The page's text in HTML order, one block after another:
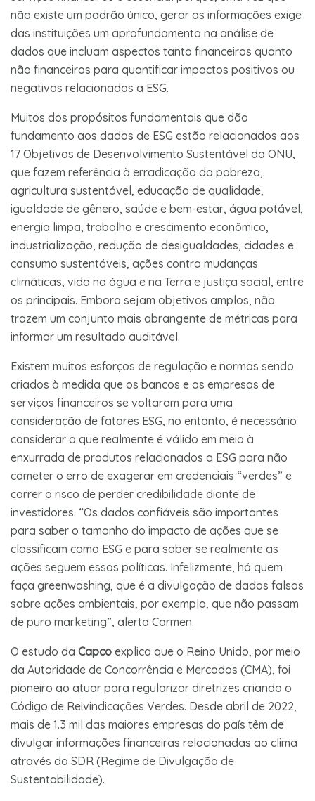
não existe um padrão único, gerar as informações exige
das instituições um aprofundamento na análise de
dados que incluam aspectos tanto financeiros quanto
não financeiros para quantificar impactos positivos ou
negativos relacionados a ESG.
Muitos dos propósitos fundamentais que dão
fundamento aos dados de ESG estão relacionados aos
17 Objetivos de Desenvolvimento Sustentável da ONU,
que fazem referência à erradicação da pobreza,
agricultura sustentável, educação de qualidade,
igualdade de gênero, saúde e bem-estar, água potável,
energia limpa, trabalho e crescimento econômico,
industrialização, redução de desigualdades, cidades e
consumo sustentáveis, ações contra mudanças
climáticas, vida na água e na Terra e justiça social, entre
os principais. Embora sejam objetivos amplos, não
trazem um conjunto mais abrangente de métricas para
informar um resultado auditável.
Existem muitos esforços de regulação e normas sendo
criados à medida que os bancos e as empresas de
serviços financeiros se voltaram para uma
consideração de fatores ESG, no entanto, é necessário
considerar o que realmente é válido em meio à
enxurrada de produtos relacionados a ESG para não
cometer o erro de exagerar em credenciais “verdes” e
correr o risco de perder credibilidade diante de
investidores. “Os dados confiáveis são importantes
para saber o tamanho do impacto de ações que se
classificam como ESG e para saber se realmente as
ações seguem essas políticas. Infelizmente, há quem
faça greenwashing, que é a divulgação de dados falsos
sobre ações ambientais, por exemplo, que não passam
de puro marketing”, alerta Carmen.
O estudo da Capco explica que o Reino Unido, por meio
da Autoridade de Concorrência e Mercados (CMA), foi
pioneiro ao atuar para regularizar diretrizes criando o
Código de Reivindicações Verdes. Desde abril de 2022,
mais de 1.3 mil das maiores empresas do país têm de
divulgar informações financeiras relacionadas ao clima
através do SDR (Regime de Divulgação de
Sustentabilidade).